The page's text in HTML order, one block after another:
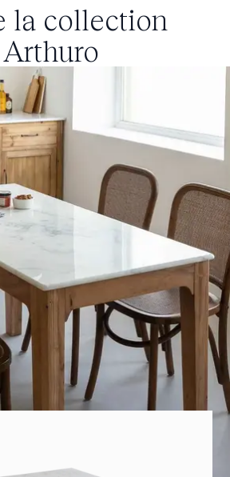
la collection
Arthuro